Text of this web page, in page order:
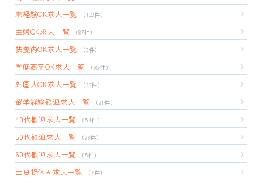
未経験OK求人一覧
（192件）
主婦OK求人一覧 （87件）
扶養内OK求人一覧 （3件）
学歴高卒OK求人一覧 （95件）
外国人OK求人一覧 （29件）
留学経験歓迎求人一覧 （21件）
40代歓迎求人一覧 （54件）
50代歓迎求人一覧 （28件）
60代歓迎求人一覧 （5件）
土日祝休み求人一覧 （7件）